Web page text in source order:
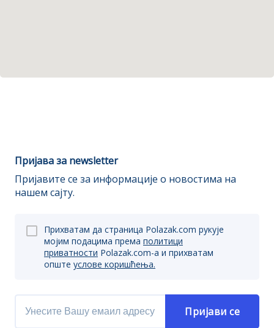
Пријава за newsletter
Пријавите се за информације о новостима на
нашем сајту.
Прихватам да страница Polazak.com рукује
мојим подацима према политици
приватности Polazak.com-a и прихватам
опште услове коришћења.
Пријави се